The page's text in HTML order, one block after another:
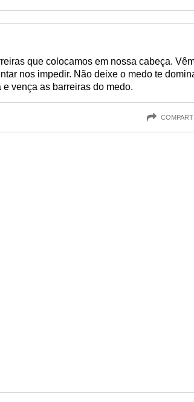
que colocamos em nossa cabeça.
nos impedir. Não deixe o medo te
vença as barreiras do medo.